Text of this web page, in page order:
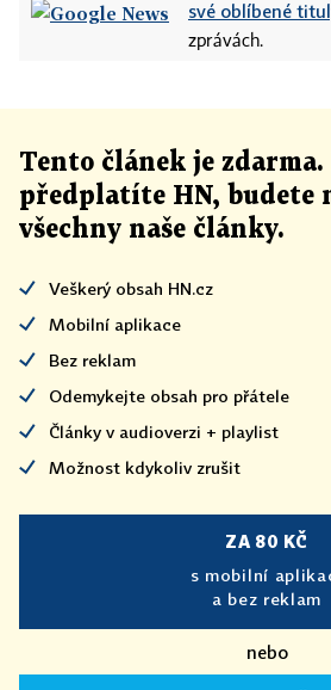
své oblíbené
zprávách.
Tento článek je zdarma.
předplatíte HN, budete
všechny naše články.
Veškerý obsah HN.cz
Mobilní aplikace
Bez reklam
Odemykejte obsah pro přátele
Články v audioverzi + playlist
Možnost kdykoliv zrušit
ZA 80 KČ
s mobilní
a bez reklam
nebo